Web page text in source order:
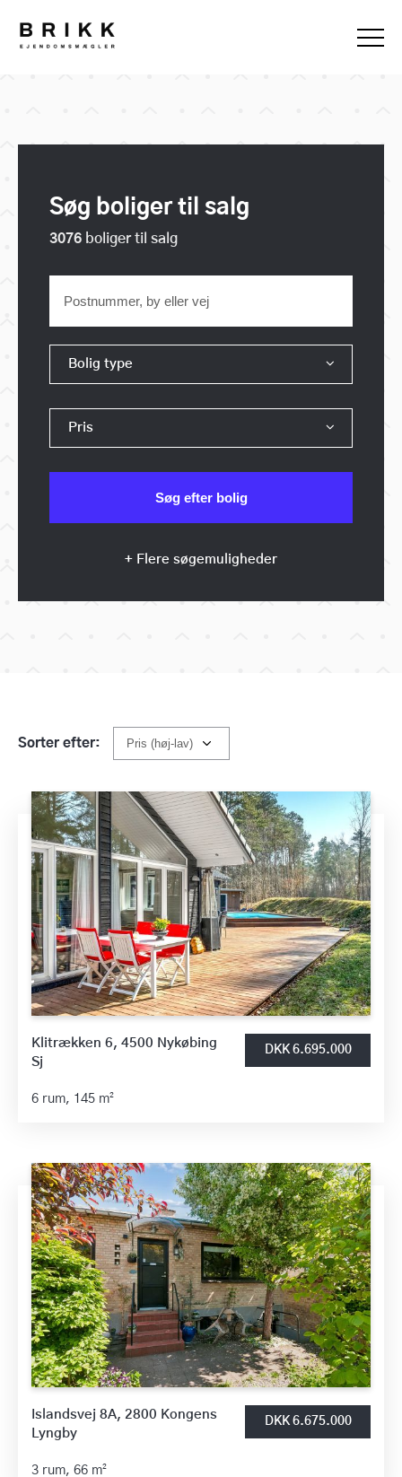
Søg boliger til salg
3076 boliger til salg
Bolig type
Pris
+ Flere søgemuligheder
Sorter efter:
Klitrækken 6, 4500 Nykøbing
Sj
DKK 6.695.000
6 rum, 145 m²
Islandsvej 8A, 2800 Kongens
Lyngby
DKK 6.675.000
3 rum, 66 m²